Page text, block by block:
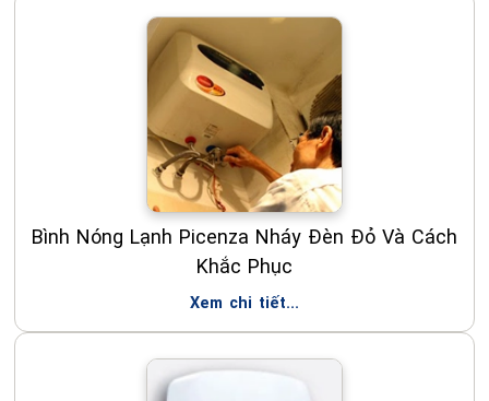
Bình Nóng Lạnh Picenza Nháy Đèn Đỏ Và Cách
Khắc Phục
Xem chi tiết...